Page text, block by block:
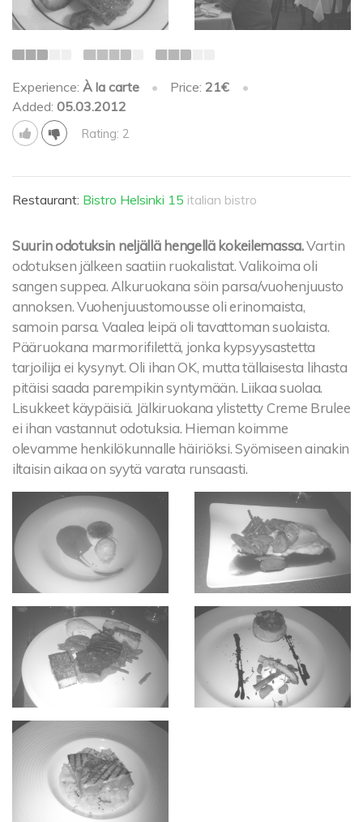
Experience: À la carte • Price: 21€
•
Added: 05.03.2012
Rating: 2
Restaurant: Bistro Helsinki 15 italian bistro
Suurin odotuksin neljällä hengellä kokeilemassa.Vartin
odotuksen jälkeen saatiin ruokalistat. Valikoima oli
sangen suppea. Alkuruokana söin parsa/vuohenjuusto
annoksen. Vuohenjuustomousse oli erinomaista,
samoin parsa. Vaalea leipä oli tavattoman suolaista.
Pääruokana marmorifilettä, jonka kypsyysastetta
tarjoilija ei kysynyt. Oli ihan OK, mutta tällaisesta lihasta
pitäisi saada parempikin syntymään. Liikaa suolaa.
Lisukkeet käypäisiä. Jälkiruokana ylistetty Creme Brulee
ei ihan vastannut odotuksia. Hieman koimme
olevamme henkilökunnalle häiriöksi. Syömiseen ainakin
iltaisin aikaa on syytä varata runsaasti.